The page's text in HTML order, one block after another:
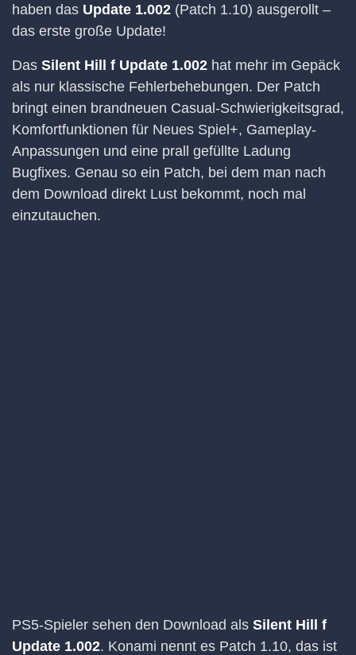
haben das Update 1.002 (Patch 1.10) ausgerollt –
das erste große Update!
Das Silent Hill f Update 1.002 hat mehr im Gepäck
als nur klassische Fehlerbehebungen. Der Patch
bringt einen brandneuen Casual-Schwierigkeitsgrad,
Komfortfunktionen für Neues Spiel+, Gameplay-
Anpassungen und eine prall gefüllte Ladung
Bugfixes. Genau so ein Patch, bei dem man nach
dem Download direkt Lust bekommt, noch mal
einzutauchen.
PS5-Spieler sehen den Download als Silent Hill f
Update 1.002. Konami nennt es Patch 1.10, das ist